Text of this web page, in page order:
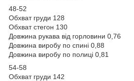
48-52
Обхват груди 128
Обхват стегон 130
Довжина рукава від горловини 0,76
Довжина виробу по спині 0,88
Довжина виробу по полиці 0,81
54-58
Обхват груди 142